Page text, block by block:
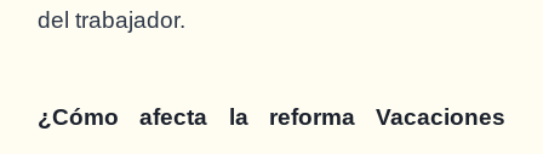
del trabajador.
¿Cómo afecta la reforma Vacaciones